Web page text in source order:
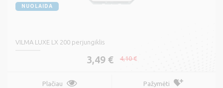
NUOLAIDA
VILMA LUXE LX 200 perjungiklis
3,49 € 4,10 €
Plačiau Pažymėti